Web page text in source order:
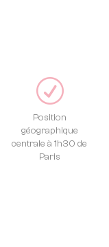
R
Position
géographique
centrale à 1h30 de
Paris